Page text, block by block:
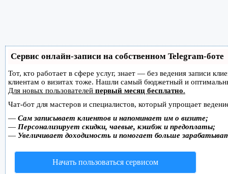
Сервис онлайн-записи на собственном Telegram-боте
Тот, кто работает в сфере услуг, знает — без ведения записи
клиентам о визитах тоже. Нашли самый бюджетный и
Для новых пользователей первый месяц бесплатно.
Чат-бот для мастеров и специалистов, который упрощает
— Сам записывает клиентов и напоминает им о визите;
— Персонализирует скидки, чаевые, кэшбэк и предоплаты;
— Увеличивает доходимость и помогает больше
Начать пользоваться сервисом